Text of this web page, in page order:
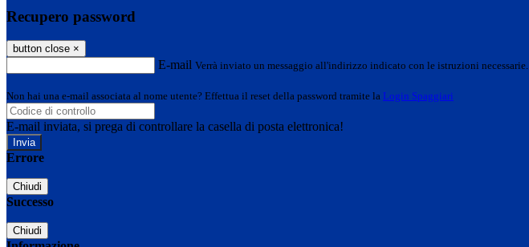
Recupero password
button close ×
E-mail Verrà inviato un messaggio all'indirizzo indicato con le istruzioni necessarie.
Non hai una e-mail associata al nome utente? Effettua il reset della password tramite la Login Spaggiari
E-mail inviata, si prega di controllare la casella di posta elettronica!
Errore
Chiudi
Successo
Chiudi